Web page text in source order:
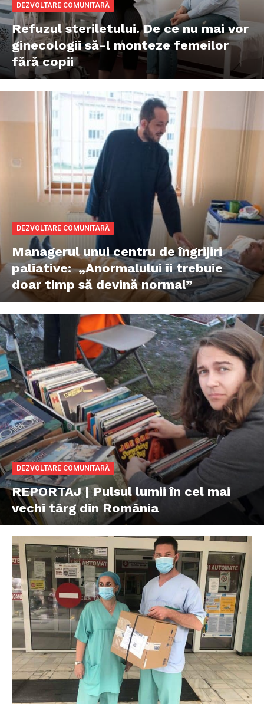
DEZVOLTARE COMUNITARĂ
Refuzul steriletului. De ce nu mai vor
ginecologii să-l monteze femeilor
fără copii
DEZVOLTARE COMUNITARĂ
Managerul unui centru de îngrijiri
paliative: „Anormalului îi trebuie
doar timp să devină normal”
DEZVOLTARE COMUNITARĂ
REPORTAJ | Pulsul lumii în cel mai
vechi târg din România